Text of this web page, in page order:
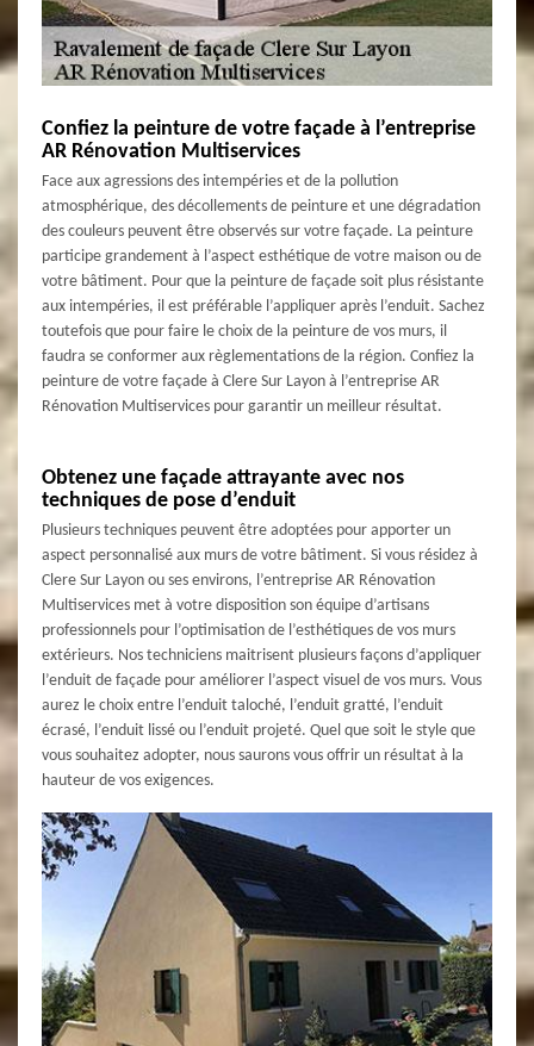
Confiez la peinture de votre façade à l’entreprise
AR Rénovation Multiservices
Face aux agressions des intempéries et de la pollution
atmosphérique, des décollements de peinture et une dégradation
des couleurs peuvent être observés sur votre façade. La peinture
participe grandement à l’aspect esthétique de votre maison ou de
votre bâtiment. Pour que la peinture de façade soit plus résistante
aux intempéries, il est préférable l’appliquer après l’enduit. Sachez
toutefois que pour faire le choix de la peinture de vos murs, il
faudra se conformer aux règlementations de la région. Confiez la
peinture de votre façade à Clere Sur Layon à l’entreprise AR
Rénovation Multiservices pour garantir un meilleur résultat.
Obtenez une façade attrayante avec nos
techniques de pose d’enduit
Plusieurs techniques peuvent être adoptées pour apporter un
aspect personnalisé aux murs de votre bâtiment. Si vous résidez à
Clere Sur Layon ou ses environs, l’entreprise AR Rénovation
Multiservices met à votre disposition son équipe d’artisans
professionnels pour l’optimisation de l’esthétiques de vos murs
extérieurs. Nos techniciens maitrisent plusieurs façons d’appliquer
l’enduit de façade pour améliorer l’aspect visuel de vos murs. Vous
aurez le choix entre l’enduit taloché, l’enduit gratté, l’enduit
écrasé, l’enduit lissé ou l’enduit projeté. Quel que soit le style que
vous souhaitez adopter, nous saurons vous offrir un résultat à la
hauteur de vos exigences.